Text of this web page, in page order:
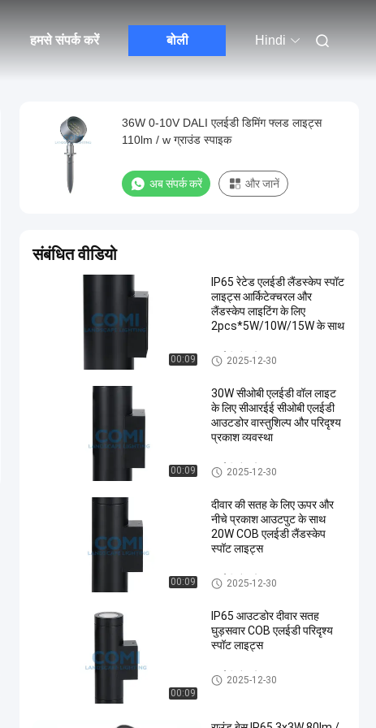
हमसे संपर्क करें बोली Hindi
36W 0-10V DALI एलईडी डिमिंग फ्लड लाइट्स
110lm / w ग्राउंड स्पाइक
अब संपर्क करें और जानें
संबंधित वीडियो
00:09
IP65 रेटेड एलईडी लैंडस्केप स्पॉट
लाइट्स आर्किटेक्चरल और
लैंडस्केप लाइटिंग के लिए
2pcs*5W/10W/15W के साथ
एलईडी लैंडस्केप स्पॉट लाइट्स
2025-12-30
00:09
30W सीओबी एलईडी वॉल लाइट
के लिए सीआरईई सीओबी एलईडी
आउटडोर वास्तुशिल्प और परिदृश्य
प्रकाश व्यवस्था
एलईडी लैंडस्केप स्पॉट लाइट्स
2025-12-30
00:09
दीवार की सतह के लिए ऊपर और
नीचे प्रकाश आउटपुट के साथ
20W COB एलईडी लैंडस्केप
स्पॉट लाइट्स
एलईडी लैंडस्केप स्पॉट लाइट्स
2025-12-30
00:09
IP65 आउटडोर दीवार सतह
घुड़सवार COB एलईडी परिदृश्य
स्पॉट लाइट्स
एलईडी लैंडस्केप स्पॉट लाइट्स
2025-12-30